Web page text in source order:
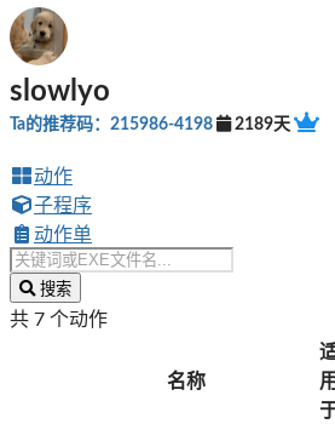
slowlyo
Ta的推荐码：215986-4198 2189天
动作
子程序
动作单
搜索
共 7 个动作
名称
用